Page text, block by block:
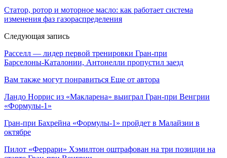
Статор, ротор и моторное масло: как работает система
изменения фаз газораспределения
Следующая запись
Расселл — лидер первой тренировки Гран‑при
Барселоны‑Каталонии, Антонелли пропустил заезд
Вам также могут понравиться Еще от автора
Ландо Норрис из «Макларена» выиграл Гран‑при Венгрии
«Формулы‑1»
Гран‑при Бахрейна «Формулы‑1» пройдет в Малайзии в
октябре
Пилот «Феррари» Хэмилтон оштрафован на три позиции на